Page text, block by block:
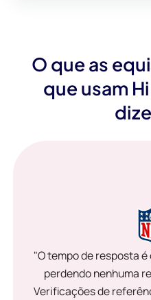
O que as
que usam
"O tempo de resposta
perdendo nenhuma
Verificações de